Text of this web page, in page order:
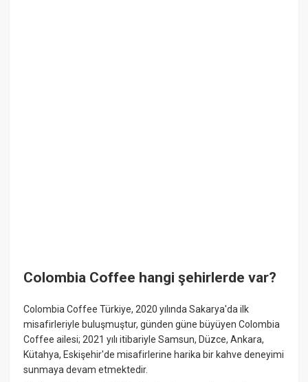
Colombia Coffee hangi şehirlerde var?
Colombia Coffee Türkiye, 2020 yılında Sakarya'da ilk
misafirleriyle buluşmuştur, günden güne büyüyen Colombia
Coffee ailesi; 2021 yılı itibariyle Samsun, Düzce, Ankara,
Kütahya, Eskişehir'de misafirlerine harika bir kahve deneyimi
sunmaya devam etmektedir.